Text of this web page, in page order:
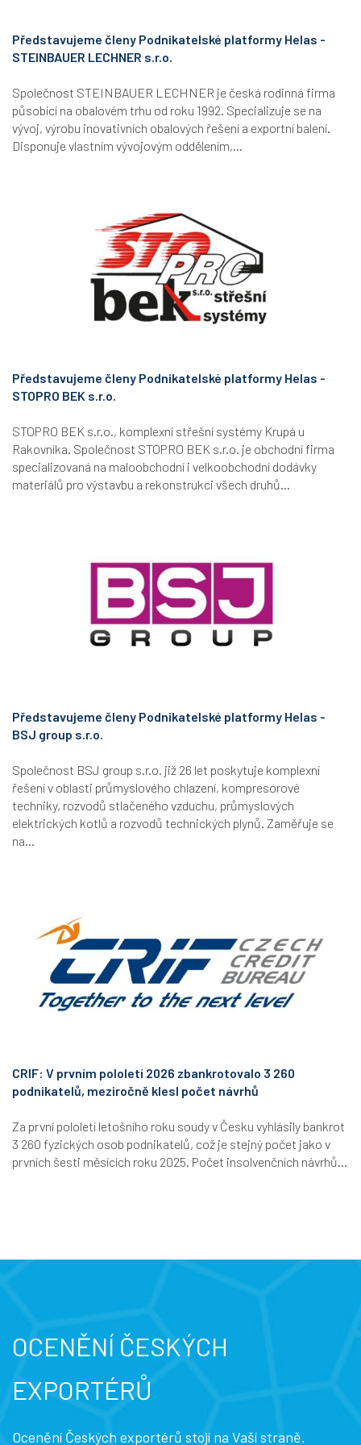
Představujeme členy Podnikatelské platformy Helas -
STEINBAUER LECHNER s.r.o.
Společnost STEINBAUER LECHNER je česká rodinná firma
působící na obalovém trhu od roku 1992. Specializuje se na
vývoj, výrobu inovativních obalových řešení a exportní balení.
Disponuje vlastním vývojovým oddělením,...
Představujeme členy Podnikatelské platformy Helas -
STOPRO BEK s.r.o.
STOPRO BEK s.r.o., komplexní střešní systémy Krupá u
Rakovníka. Společnost STOPRO BEK s.r.o. je obchodní firma
specializovaná na maloobchodní i velkoobchodní dodávky
materiálů pro výstavbu a rekonstrukci všech druhů...
Představujeme členy Podnikatelské platformy Helas -
BSJ group s.r.o.
Společnost BSJ group s.r.o. již 26 let poskytuje komplexní
řešení v oblasti průmyslového chlazení, kompresorové
techniky, rozvodů stlačeného vzduchu, průmyslových
elektrických kotlů a rozvodů technických plynů. Zaměřuje se
na...
CRIF: V prvním pololetí 2026 zbankrotovalo 3 260
podnikatelů, meziročně klesl počet návrhů
Za první pololetí letošního roku soudy v Česku vyhlásily bankrot
3 260 fyzických osob podnikatelů, což je stejný počet jako v
prvních šesti měsících roku 2025. Počet insolvenčních návrhů...
OCENĚNÍ ČESKÝCH
EXPORTÉRŮ
Ocenění Českých exportérů stojí na Vaší straně.